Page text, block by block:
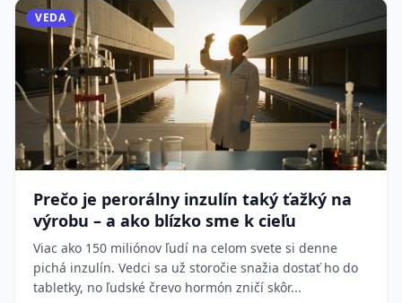
VEDA
Prečo je perorálny inzulín taký ťažký na
výrobu – a ako blízko sme k cieľu
Viac ako 150 miliónov ľudí na celom svete si denne
pichá inzulín. Vedci sa už storočie snažia dostať ho do
tabletky, no ľudské črevo hormón zničí skôr...